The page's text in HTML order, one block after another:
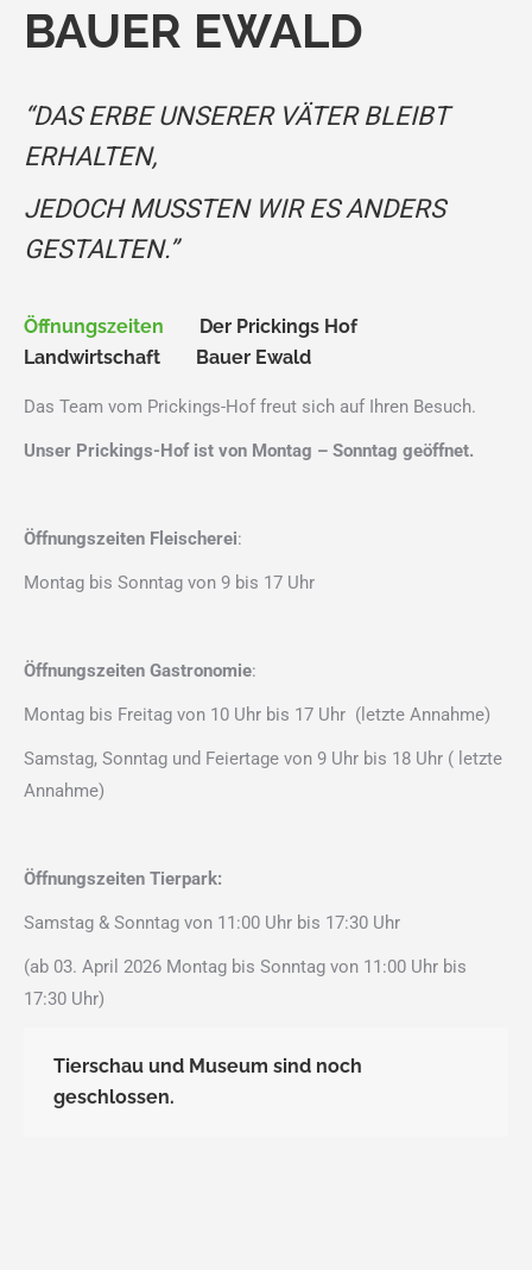
BAUER EWALD
“DAS ERBE UNSERER VÄTER BLEIBT
ERHALTEN,
JEDOCH MUSSTEN WIR ES ANDERS
GESTALTEN.”
Öffnungszeiten
Der Prickings Hof
Landwirtschaft
Bauer Ewald
Das Team vom Prickings-Hof freut sich auf Ihren Besuch.
Unser Prickings-Hof ist von Montag – Sonntag geöffnet.
Öffnungszeiten Fleischerei:
Montag bis Sonntag von 9 bis 17 Uhr
Öffnungszeiten Gastronomie:
Montag bis Freitag von 10 Uhr bis 17 Uhr (letzte Annahme)
Samstag, Sonntag und Feiertage von 9 Uhr bis 18 Uhr ( letzte
Annahme)
Öffnungszeiten Tierpark:
Samstag & Sonntag von 11:00 Uhr bis 17:30 Uhr
(ab 03. April 2026 Montag bis Sonntag von 11:00 Uhr bis
17:30 Uhr)
Tierschau und Museum sind noch
geschlossen.